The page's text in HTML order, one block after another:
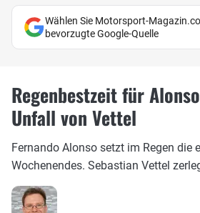
Wählen Sie Motorsport-
bevorzugte Google-Quelle
Regenbestzeit für
Unfall von Vettel
Fernando Alonso setzt im Regen die
Wochenendes. Sebastian Vettel